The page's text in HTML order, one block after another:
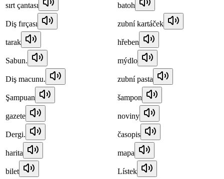
sırt çantası batoh
Diş fırçası zubní kartáček
tarak hřeben
Sabun. mýdlo
Diş macunu. zubní pasta
Şampuan šampon
gazete noviny
Dergi. časopis
harita mapa
bilet Lístek